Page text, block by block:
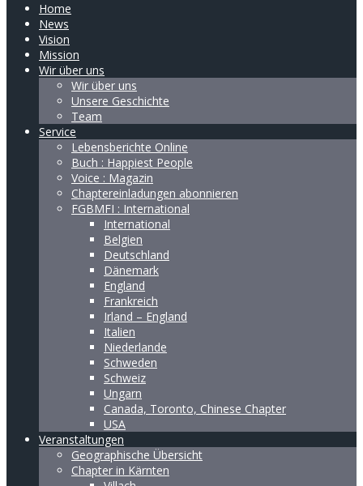
Home
News
Vision
Mission
Wir über uns
Wir über uns
Unsere Geschichte
Team
Service
Lebensberichte Online
Buch : Happiest People
Voice : Magazin
Chaptereinladungen abonnieren
FGBMFI : International
International
Belgien
Deutschland
Dänemark
England
Frankreich
Irland – England
Italien
Niederlande
Schweden
Schweiz
Ungarn
Canada, Toronto, Chinese Chapter
USA
Veranstaltungen
Geographische Übersicht
Chapter in Kärnten